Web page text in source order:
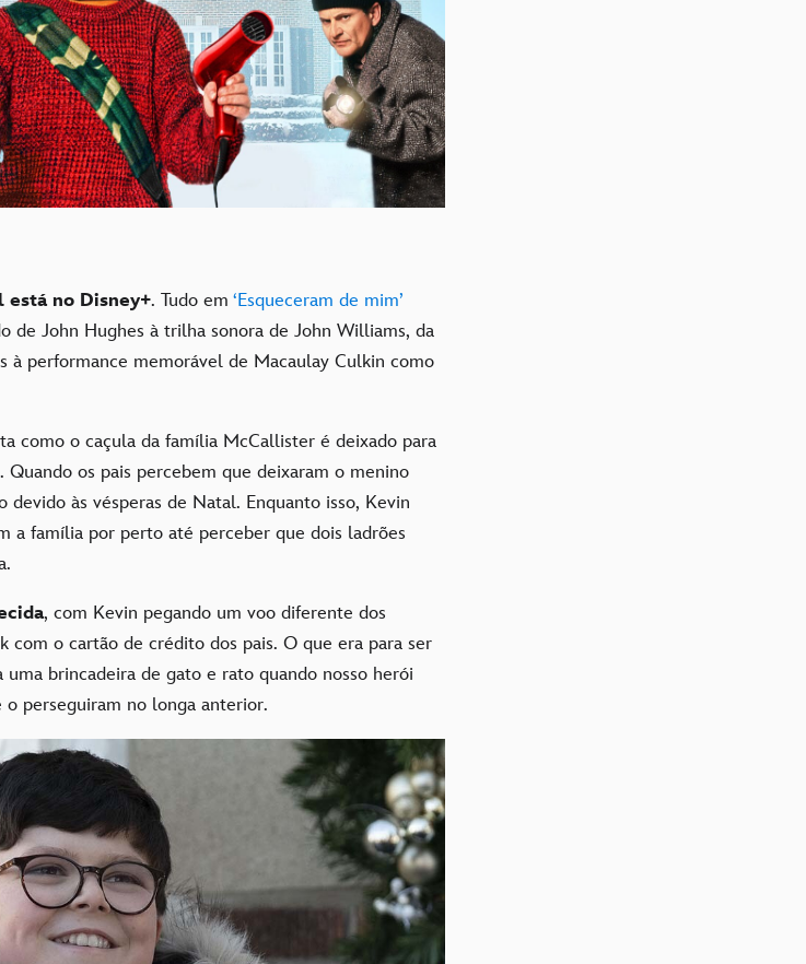
está no Disney+. Tudo em ‘Esqueceram de mim’
de John Hughes à trilha sonora de John Williams, da
à performance memorável de Macaulay Culkin como
como o caçula da família McCallister é deixado para
Quando os pais percebem que deixaram o menino
devido às vésperas de Natal. Enquanto isso, Kevin
a família por perto até perceber que dois ladrões
, com Kevin pegando um voo diferente dos
com o cartão de crédito dos pais. O que era para ser
brincadeira de gato e rato quando nosso herói
perseguiram no longa anterior.